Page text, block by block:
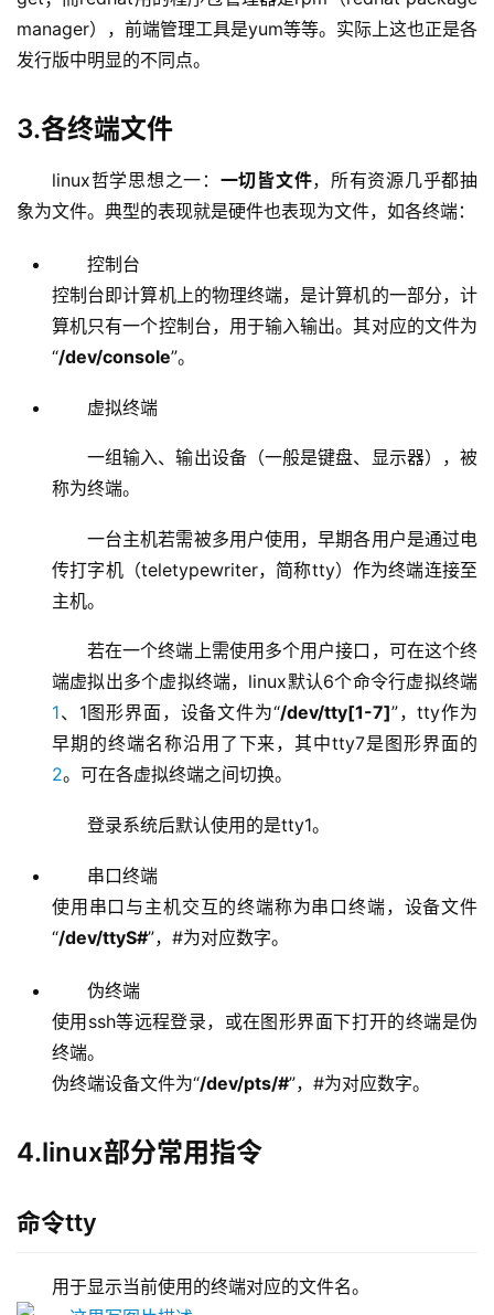
manager），前端管理工具是yum等等。实际上这也正是各
发行版中明显的不同点。
3.各终端文件
linux哲学思想之一： 一切皆文件，所有资源几乎都抽
象为文件。典型的表现就是硬件也表现为文件，如各终端：
控制台
控制台即计算机上的物理终端，是计算机的一部分，计
算机只有一个控制台，用于输入输出。其对应的文件为
“/dev/console”。
虚拟终端
一组输入、输出设备（一般是键盘、显示器），被
称为终端。
一台主机若需被多用户使用，早期各用户是通过电
传打字机（teletypewriter，简称tty）作为终端连接至
主机。
若在一个终端上需使用多个用户接口，可在这个终
端虚拟出多个虚拟终端，linux默认6个命令行虚拟终端
1、1图形界面，设备文件为“/dev/tty[1-7]”，tty作为
早期的终端名称沿用了下来，其中tty7是图形界面的
2。可在各虚拟终端之间切换。
登录系统后默认使用的是tty1。
串口终端
使用串口与主机交互的终端称为串口终端，设备文件
“/dev/ttyS#”，#为对应数字。
伪终端
使用ssh等远程登录，或在图形界面下打开的终端是伪
终端。
伪终端设备文件为“/dev/pts/#”，#为对应数字。
4.linux部分常用指令
命令tty
用于显示当前使用的终端对应的文件名。